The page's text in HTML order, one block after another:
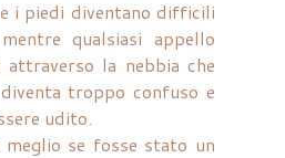
i piedi diventano difficili
qualsiasi appello
attraverso la nebbia che
troppo confuso e
udito.
meglio se fosse stato un